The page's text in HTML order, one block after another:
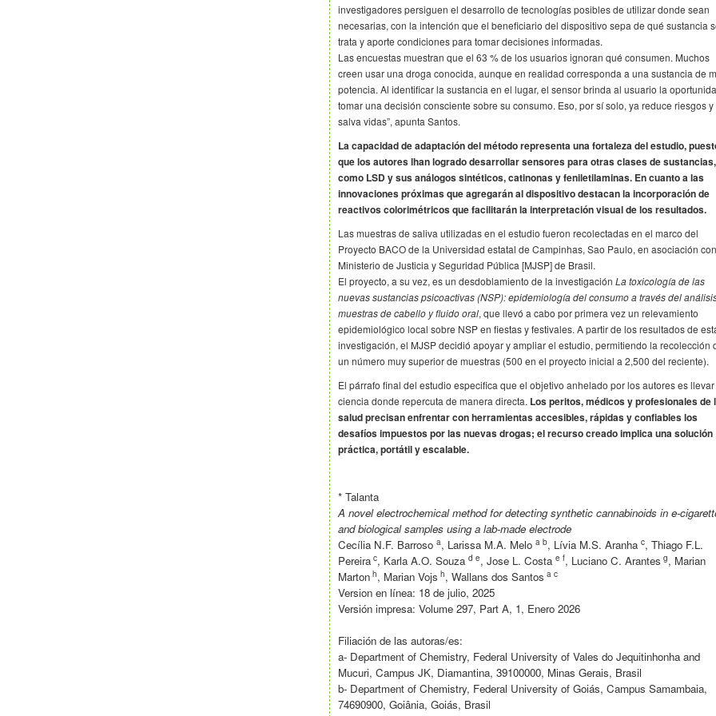
investigadores persiguen el desarrollo de tecnologías posibles de utilizar donde sean
necesarias, con la intención que el beneficiario del dispositivo sepa de qué sustancia
trata y aporte condiciones para tomar decisiones informadas.
Las encuestas muestran que el 63 % de los usuarios ignoran qué consumen. Muchos
creen usar una droga conocida, aunque en realidad corresponda a una sustancia de
potencia. Al identificar la sustancia en el lugar, el sensor brinda al usuario la
tomar una decisión consciente sobre su consumo. Eso, por sí solo, ya reduce riesgos y
salva vidas”, apunta Santos.
La capacidad de adaptación del método representa una fortaleza del estudio,
que los autores lhan logrado desarrollar sensores para otras clases de sustancias,
como LSD y sus análogos sintéticos, catinonas y feniletilaminas. En cuanto a las
innovaciones próximas que agregarán al dispositivo destacan la incorporación de
reactivos colorimétricos que facilitarán la interpretación visual de los resultados.
Las muestras de saliva utilizadas en el estudio fueron recolectadas en el marco del
Proyecto BACO de la Universidad estatal de Campinhas, Sao Paulo, en asociación
Ministerio de Justicia y Seguridad Pública [MJSP] de Brasil.
El proyecto, a su vez, es un desdoblamiento de la investigación La toxicología de las
nuevas sustancias psicoactivas (NSP): epidemiología del consumo a través del
muestras de cabello y fluido oral, que llevó a cabo por primera vez un relevamiento
epidemiológico local sobre NSP en fiestas y festivales. A partir de los resultados de
investigación, el MJSP decidió apoyar y ampliar el estudio, permitiendo la recolección
un número muy superior de muestras (500 en el proyecto inicial a 2,500 del reciente).
El párrafo final del estudio especifica que el objetivo anhelado por los autores es llevar
ciencia donde repercuta de manera directa. Los peritos, médicos y profesionales de
salud precisan enfrentar con herramientas accesibles, rápidas y confiables los
desafíos impuestos por las nuevas drogas; el recurso creado implica una solución
práctica, portátil y escalable.
* Talanta
A novel electrochemical method for detecting synthetic cannabinoids in e-
and biological samples using a lab-made electrode
Cecília N.F. Barroso a, Larissa M.A. Melo a b, Lívia M.S. Aranha c, Thiago F.L.
Pereira c, Karla A.O. Souza d e, Jose L. Costa e f, Luciano C. Arantes g, Marian
Marton h, Marian Vojs h, Wallans dos Santos a c
Version en línea: 18 de julio, 2025
Versión impresa: Volume 297, Part A, 1, Enero 2026
Filiación de las autoras/es:
a- Department of Chemistry, Federal University of Vales do Jequitinhonha and
Mucuri, Campus JK, Diamantina, 39100000, Minas Gerais, Brasil
b- Department of Chemistry, Federal University of Goiás, Campus Samambaia,
74690900, Goiânia, Goiás, Brasil